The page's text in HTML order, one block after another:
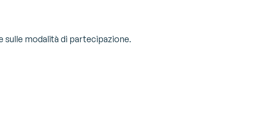
modalità di partecipazione.